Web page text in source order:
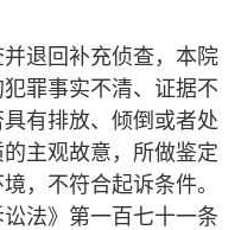
退回补充侦查，本院
罪事实不清、证据不
有排放、倾倒或者处
主观故意，所做鉴定
，不符合起诉条件。
法》第一百七十一条